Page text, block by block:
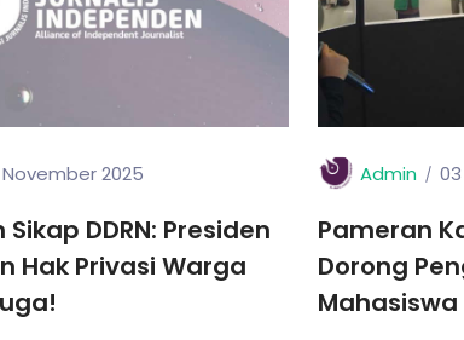
November 2025
DDRN: Presiden
Hak Privasi Warga
Admin
Pameran
Dorong
Mahasiswa